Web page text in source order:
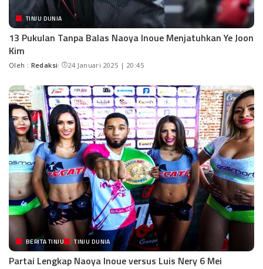
TINJU DUNIA
13 Pukulan Tanpa Balas Naoya Inoue Menjatuhkan Ye Joon
Kim
Oleh : Redaksi 24 Januari 2025 | 20:45
BERITA TINJU TINJU DUNIA
Partai Lengkap Naoya Inoue versus Luis Nery 6 Mei